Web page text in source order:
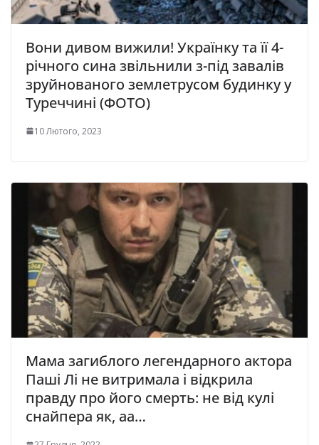
Вони дивом вижили! Українку та її 4-
річного сина звільнили з-під завалів
зруйнованого землетрусом будинку у
Туреччині (ФОТО)
10 Лютого, 2023
Мaмa загиблого легендарного актора
Паші Лі не витримала і відкрила
правду про його смeрть: не від кулі
снайпера як, аа…